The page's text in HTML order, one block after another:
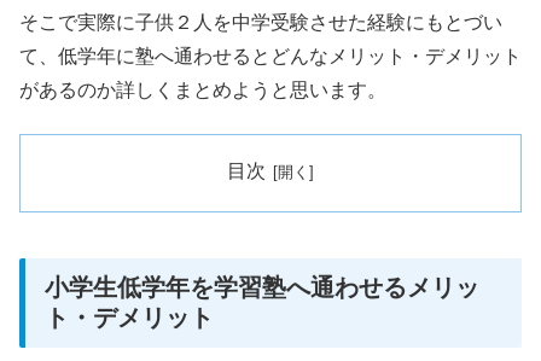
そこで実際に子供２人を中学受験させた経験にもとづい
て、低学年に塾へ通わせるとどんなメリット・デメリット
があるのか詳しくまとめようと思います。
目次
小学生低学年を学習塾へ通わせるメリッ
ト・デメリット